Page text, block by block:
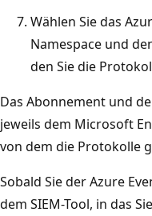
Wählen Sie das
Namespace und
den Sie die
Das Abonnement und
jeweils dem Microsoft
von dem die Protokolle
Sobald Sie der Azure
dem SIEM-Tool, in das